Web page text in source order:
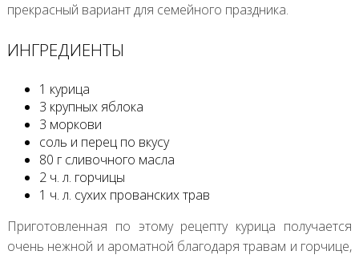
прекрасный вариант для семейного праздника.
ИНГРЕДИЕНТЫ
1 курица
3 крупных яблока
3 моркови
соль и перец по вкусу
80 г сливочного масла
2 ч. л. горчицы
1 ч. л. сухих прованских трав
Приготовленная по этому рецепту курица получается
очень нежной и ароматной благодаря травам и горчице,